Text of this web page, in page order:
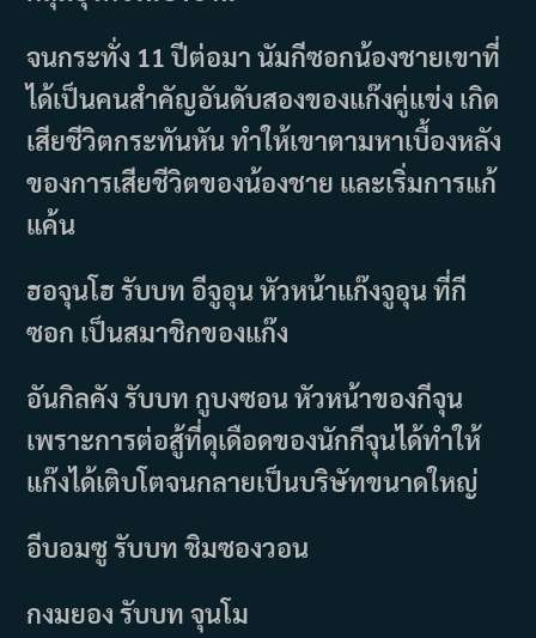
จนกระทั่ง 11 ปีต่อมา นัมกีซอกน้องชายเขาที่
ได้เป็นคนสำคัญอันดับสองของแก๊งคู่แข่ง เกิด
เสียชีวิตกระทันหัน ทำให้เขาตามหาเบื้องหลัง
ของการเสียชีวิตของน้องชาย และเริ่มการแก้
แค้น
ฮอจุนโฮ รับบท อีจูอุน หัวหน้าแก๊งจูอุน ที่กี
ซอก เป็นสมาชิกของแก๊ง
อันกิลคัง รับบท กูบงซอน หัวหน้าของกีจุน
เพราะการต่อสู้ที่ดุเดือดของนักกีจุนได้ทำให้
แก๊งได้เติบโตจนกลายเป็นบริษัทขนาดใหญ่
อีบอมซู รับบท ชิมซองวอน
กงมยอง รับบท จุนโม